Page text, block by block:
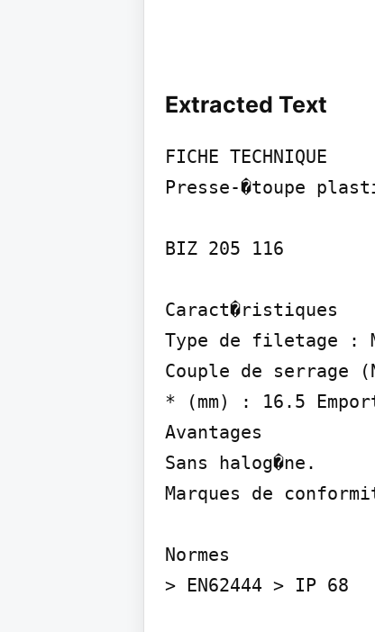
Extracted Text
FICHE TECHNIQUE
Presse-�toupe
BIZ 205 116
Caract�ristiques
Type de filetage :
Couple de serrage
* (mm) : 16.5
Avantages
Sans halog�ne.
Marques de
Normes
> EN62444 > IP 68